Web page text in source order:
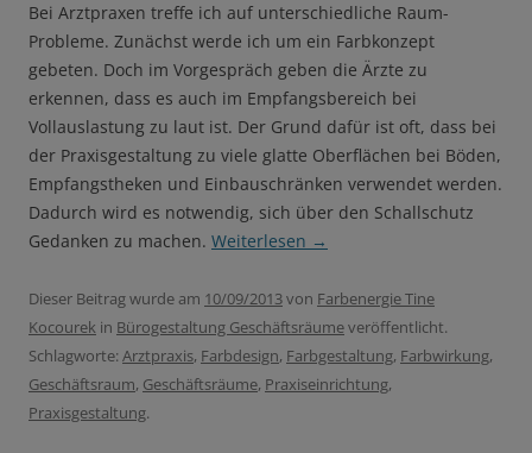
Bei Arztpraxen treffe ich auf unterschiedliche Raum-
Probleme. Zunächst werde ich um ein Farbkonzept
gebeten. Doch im Vorgespräch geben die Ärzte zu
erkennen, dass es auch im Empfangsbereich bei
Vollauslastung zu laut ist. Der Grund dafür ist oft, dass bei
der Praxisgestaltung zu viele glatte Oberflächen bei Böden,
Empfangstheken und Einbauschränken verwendet werden.
Dadurch wird es notwendig, sich über den Schallschutz
Gedanken zu machen. Weiterlesen →
Dieser Beitrag wurde am 10/09/2013von Farbenergie Tine
Kocourek in Bürogestaltung Geschäftsräumeveröffentlicht.
Schlagworte: Arztpraxis, Farbdesign, Farbgestaltung, Farbwirkung,
Geschäftsraum, Geschäftsräume, Praxiseinrichtung,
Praxisgestaltung.